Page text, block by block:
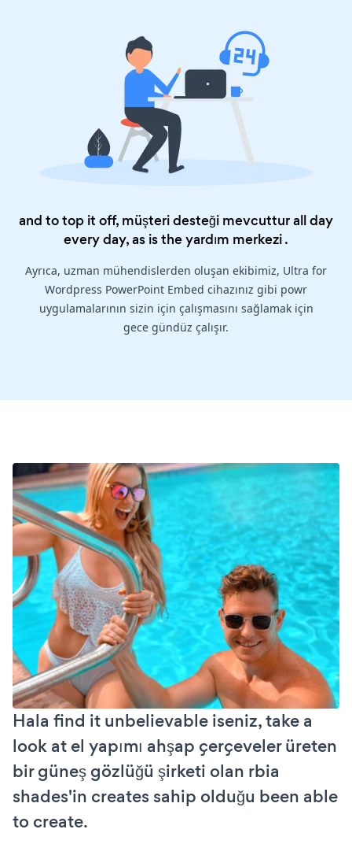
and to top it off, müşteri desteği mevcuttur all day
every day, as is theyardım merkezi.
Ayrıca, uzman mühendislerden oluşan ekibimiz, Ultra for
Wordpress PowerPoint Embed cihazınız gibi powr
uygulamalarının sizin için çalışmasını sağlamak için
gece gündüz çalışır.
Hala find it unbelievable iseniz, take a
look at el yapımı ahşap çerçeveler üreten
bir güneş gözlüğü şirketi olan rbia
shades'in creates sahip olduğu been able
to create.